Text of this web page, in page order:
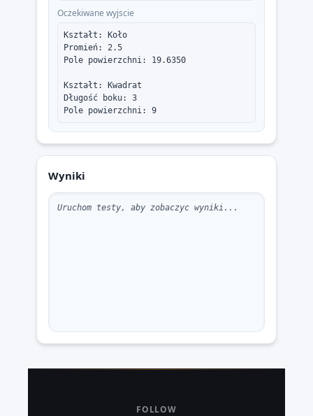
Oczekiwane wyjscie
Kształt: Koło
Promień: 2.5
Pole powierzchni: 19.6350
Kształt: Kwadrat
Długość boku: 3
Pole powierzchni: 9
Wyniki
FOLLOW